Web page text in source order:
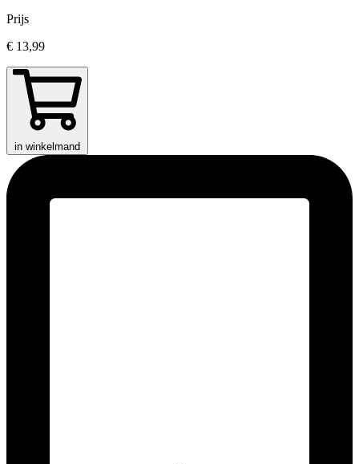
Prijs
€ 13,99
in winkelmand